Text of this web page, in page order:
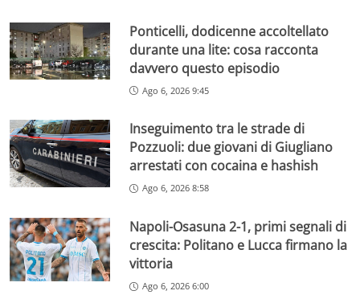
Ponticelli, dodicenne accoltellato
durante una lite: cosa racconta
davvero questo episodio
Ago 6, 2026 9:45
Inseguimento tra le strade di
Pozzuoli: due giovani di Giugliano
arrestati con cocaina e hashish
Ago 6, 2026 8:58
Napoli-Osasuna 2-1, primi segnali di
crescita: Politano e Lucca firmano la
vittoria
Ago 6, 2026 6:00